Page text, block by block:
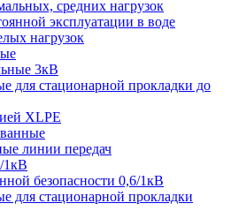
средних нагрузок
эксплуатации в воде
нагрузок
3кВ
для стационарной прокладки до
XLPE
линии передач
безопасности 0,6/1кВ
для стационарной прокладки